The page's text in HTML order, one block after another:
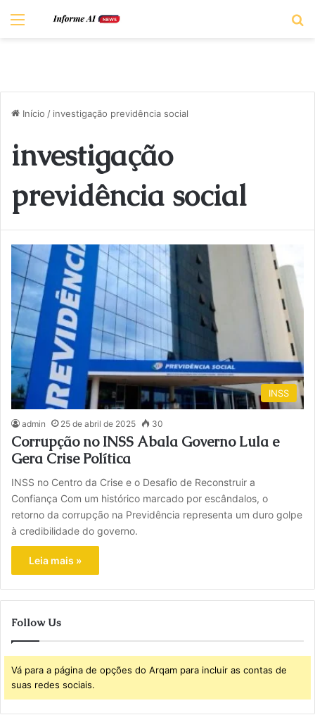
Menu
Início / investigação previdência social
investigação
previdência social
INSS
admin 25 de abril de 2025 30
Corrupção no INSS Abala Governo Lula e
Gera Crise Política
INSS no Centro da Crise e o Desafio de Reconstruir a
Confiança Com um histórico marcado por escândalos, o
retorno da corrupção na Previdência representa um duro golpe
à credibilidade do governo.
Leia mais »
Follow Us
Vá para a página de opções do Arqam para incluir as contas de
suas redes sociais.